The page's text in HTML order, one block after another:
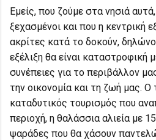
Εμείς, που ζούμε στα νησιά
ξεχασμένοι και που η κεντρική
ακρίτες κατά το δοκούν,
εξέλιξη θα είναι καταστροφική
συνέπειες για το περιβάλλον
την οικονομία και τη ζωή μας. Ο
καταδυτικός τουρισμός που
περιοχή, η θαλάσσια αλιεία με
ψαράδες που θα χάσουν